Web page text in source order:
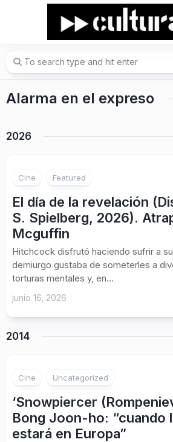
Alarma en el expreso
2026
Cine Featured
El día de la revelación
S. Spielberg, 2026).
Mcguffin
Hitchcock disfrutó haciendo sufrir a
demiurgo gustaba de someterles a
torturas mentales y, en...
junio 16, 2026
2014
Cine Uncategorized
‘Snowpiercer
Bong Joon-ho: “cuando
estará en Europa”